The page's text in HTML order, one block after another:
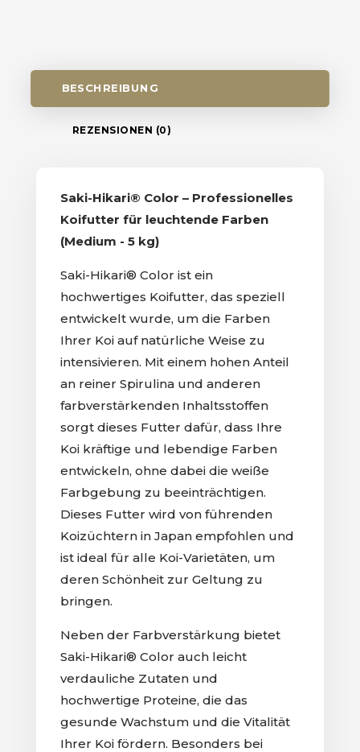
BESCHREIBUNG
REZENSIONEN (0)
Saki-Hikari® Color – Professionelles
Koifutter für leuchtende Farben
(Medium - 5 kg)
Saki-Hikari® Color ist ein
hochwertiges Koifutter, das speziell
entwickelt wurde, um die Farben
Ihrer Koi auf natürliche Weise zu
intensivieren. Mit einem hohen Anteil
an reiner Spirulina und anderen
farbverstärkenden Inhaltsstoffen
sorgt dieses Futter dafür, dass Ihre
Koi kräftige und lebendige Farben
entwickeln, ohne dabei die weiße
Farbgebung zu beeinträchtigen.
Dieses Futter wird von führenden
Koizüchtern in Japan empfohlen und
ist ideal für alle Koi-Varietäten, um
deren Schönheit zur Geltung zu
bringen.
Neben der Farbverstärkung bietet
Saki-Hikari® Color auch leicht
verdauliche Zutaten und
hochwertige Proteine, die das
gesunde Wachstum und die Vitalität
Ihrer Koi fördern. Besonders bei